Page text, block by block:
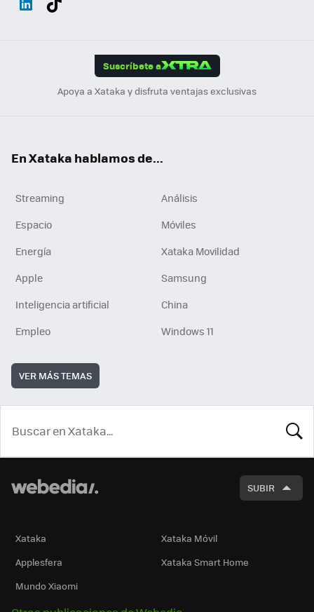
Suscríbete a
Apoya a Xataka y disfruta ventajas exclusivas
En Xataka hablamos de...
Streaming
Análisis
Espacio
Móviles
Energía
Xataka Movilidad
Apple
Samsung
Inteligencia artificial
China
Empleo
Windows 11
VER MÁS TEMAS
SUBIR
Xataka
Xataka Móvil
Applesfera
Xataka Smart Home
Mundo Xiaomi